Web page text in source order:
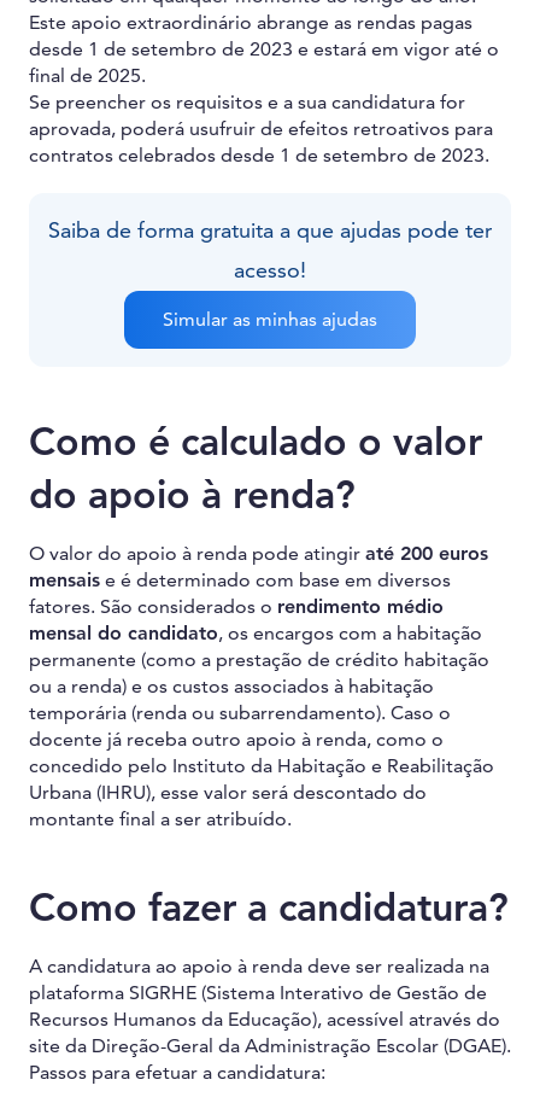
Este apoio extraordinário abrange as rendas pagas
desde 1 de setembro de 2023 e estará em vigor até o
final de 2025.
Se preencher os requisitos e a sua candidatura for
aprovada, poderá usufruir de efeitos retroativos para
contratos celebrados desde 1 de setembro de 2023.
Saiba de forma gratuita a que ajudas pode ter
acesso!
Simular as minhas ajudas
Como é calculado o valor
do apoio à renda?
O valor do apoio à renda pode atingir até 200 euros
mensais e é determinado com base em diversos
fatores. São considerados o rendimento médio
mensal do candidato, os encargos com a habitação
permanente (como a prestação de crédito habitação
ou a renda) e os custos associados à habitação
temporária (renda ou subarrendamento). Caso o
docente já receba outro apoio à renda, como o
concedido pelo Instituto da Habitação e Reabilitação
Urbana (IHRU), esse valor será descontado do
montante final a ser atribuído.
Como fazer a candidatura?
A candidatura ao apoio à renda deve ser realizada na
plataforma SIGRHE (Sistema Interativo de Gestão de
Recursos Humanos da Educação), acessível através do
site da Direção-Geral da Administração Escolar (DGAE).
Passos para efetuar a candidatura: